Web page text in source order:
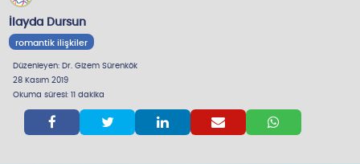
b
i
z
k
İlayda Dursun
romantik ilişkiler
Düzenleyen: Dr. Gizem Sürenkök
28 Kasım 2019
Okuma süresi: 11 dakika
    